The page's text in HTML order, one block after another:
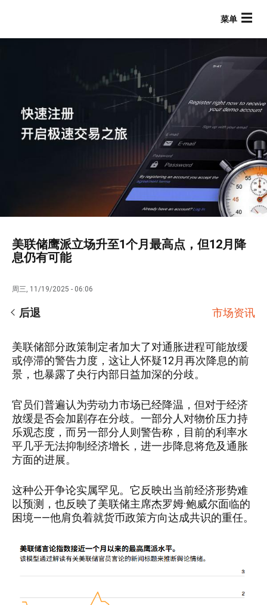
美联储鹰派立场升至1个月最高点，但12月降
息仍有可能
周三, 11/19/2025 - 06:06
后退 市场资讯
美联储部分政策制定者加大了对通胀进程可能放缓
或停滞的警告力度，这让人怀疑12月再次降息的前
景，也暴露了央行内部日益加深的分歧。
官员们普遍认为劳动力市场已经降温，但对于经济
放缓是否会加剧存在分歧。一部分人对物价压力持
乐观态度，而另一部分人则警告称，目前的利率水
平几乎无法抑制经济增长，进一步降息将危及通胀
方面的进展。
这种公开争论实属罕见。它反映出当前经济形势难
以预测，也反映了美联储主席杰罗姆·鲍威尔面临的
困境——他肩负着就货币政策方向达成共识的重任。